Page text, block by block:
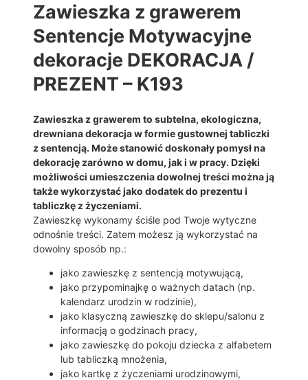
e
m
S
e
n
c
j
e
M
o
t
w
a
n
e
d
e
k
o
Zawieszka z grawerem
Sentencje Motywacyjne
dekoracje DEKORACJA /
PREZENT – K193
Zawieszka z grawerem to subtelna, ekologiczna,
drewniana dekoracja w formie gustownej tabliczki
z sentencją. Może stanowić doskonały pomysł na
dekorację zarówno w domu, jak i w pracy. Dzięki
możliwości umieszczenia dowolnej treści można ją
także wykorzystać jako dodatek do prezentu i
tabliczkę z życzeniami.
Zawieszkę wykonamy ściśle pod Twoje wytyczne
odnośnie treści. Zatem możesz ją wykorzystać na
dowolny sposób np.:
jako zawieszkę z sentencją motywującą,
jako przypominajkę o ważnych datach (np.
kalendarz urodzin w rodzinie),
jako klasyczną zawieszkę do sklepu/salonu z
informacją o godzinach pracy,
jako zawieszkę do pokoju dziecka z alfabetem
lub tabliczką mnożenia,
jako kartkę z życzeniami urodzinowymi,